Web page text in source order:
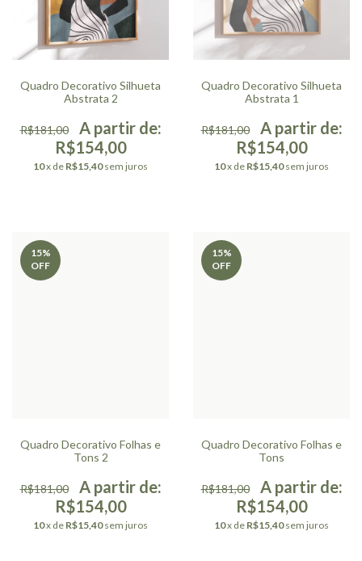
Quadro Decorativo Silhueta
Abstrata 2
R$181,00
R$154,00
10x de R$15,40 sem juros
Quadro Decorativo Silhueta
Abstrata 1
R$181,00
R$154,00
10x de R$15,40 sem juros
15%
OFF
Quadro Decorativo Folhas e
Tons 2
R$181,00
R$154,00
10x de R$15,40 sem juros
15%
OFF
Quadro Decorativo Folhas e
Tons
R$181,00
R$154,00
10x de R$15,40 sem juros